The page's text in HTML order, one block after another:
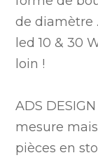
de diamètre
led 10 & 30
loin !
ADS
mesure
pièces en